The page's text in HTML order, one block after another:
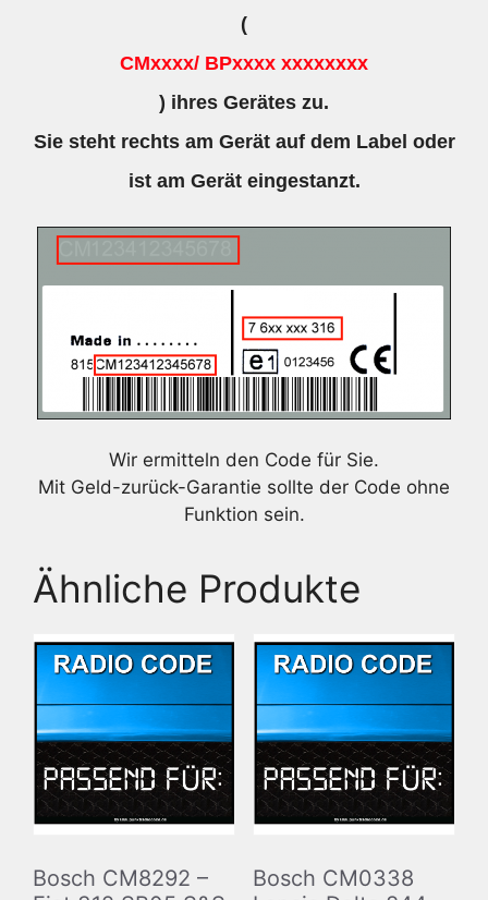
(
CMxxxx/ BPxxxx xxxxxxxx
) ihres Gerätes zu.
Sie steht rechts am Gerät auf dem Label oder
ist am Gerät eingestanzt.
Wir ermitteln den Code für Sie.
Mit Geld-zurück-Garantie sollte der Code ohne
Funktion sein.
Ähnliche Produkte
Bosch CM8292 –
Bosch CM0338